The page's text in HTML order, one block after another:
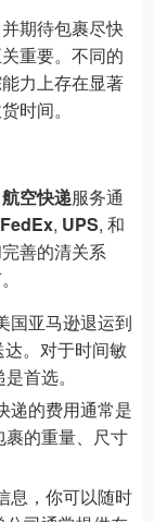
期待包裹尽快
重要。不同的
力上存在显著
时间。
航空快递服务通
FedEx, UPS, 和
善的清关系
国亚马逊退运到
达。对于时间敏
首选。
递的费用通常是
的重量、尺寸
息，你可以随时